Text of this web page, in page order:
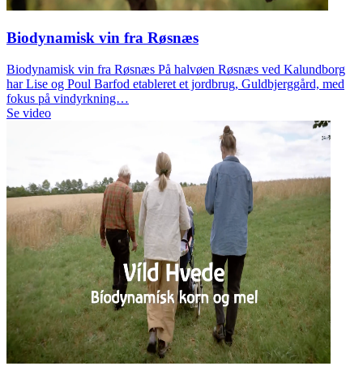
Biodynamisk vin fra Røsnæs
Biodynamisk vin fra Røsnæs På halvøen Røsnæs ved Kalundborg
har Lise og Poul Barfod etableret et jordbrug, Guldbjerggård, med
fokus på vindyrkning…
Se video